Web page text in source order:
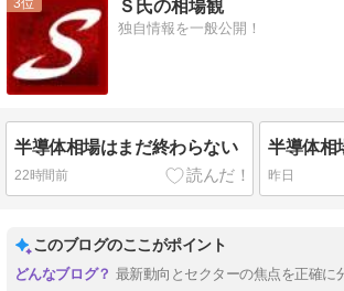
3 Ｓ氏の相場観
独自情報を一般公開！
半導体相場はまだ終わらない
22時間前
半導体相
昨日
このブログのここがポイント
最新動向とセクターの焦点を正確に